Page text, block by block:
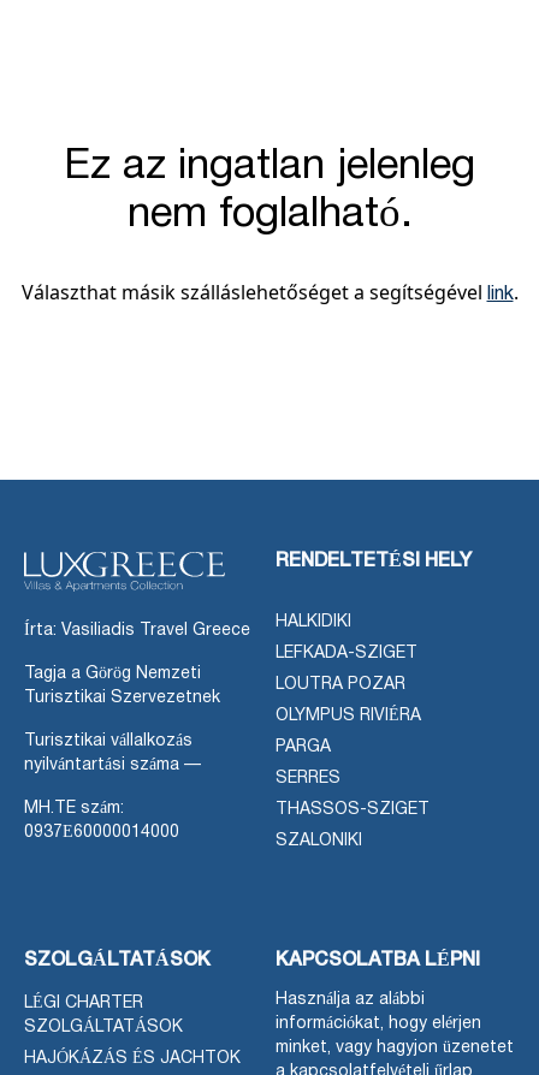
Ez az ingatlan jelenleg
nem foglalható.
Választhat másik szálláslehetőséget a segítségével link.
Írta: Vasiliadis Travel Greece
Tagja a Görög Nemzeti
Turisztikai Szervezetnek
Turisztikai vállalkozás
nyilvántartási száma —
MH.TE szám:
0937Ε60000014000
RENDELTETÉSI HELY
HALKIDIKI
LEFKADA-SZIGET
LOUTRA POZAR
OLYMPUS RIVIÉRA
PARGA
SERRES
THASSOS-SZIGET
SZALONIKI
SZOLGÁLTATÁSOK
LÉGI CHARTER
SZOLGÁLTATÁSOK
HAJÓKÁZÁS ÉS JACHTOK
KAPCSOLATBA LÉPNI
Használja az alábbi
információkat, hogy elérjen
minket, vagy hagyjon üzenetet